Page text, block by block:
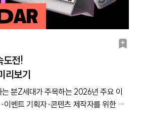
기간2026년 2월 24일~2026년 3월
음 소개된 시점2026년 2월 13일 🔗캐릿
개✔ 트렌드 지속 타임라인26년 2월 24
드로 자리 잡으면서, 봄을 맞아 봄 제철
.26년 2월 24일 ▲ 2008년, 강호동이
’ 출연 당시 먹었던 ‘봄동 비빔밥’이 유
조명받으며 역주행하기 시작함. 26년 3
. 이마트의 2월 봄동 매출 전년 대비
봄동 판매량은 전월 대비 약 800% 증
서, 10대나 20대 이미지로는 느껴지지
세, 대학생)“쿠우쿠우는 대부분 친구들
라는 느낌이 강해요. SNS에서도 ‘쿠우
꿀조합’ 같은 콘텐츠 때문에 화제가 됐
림’ 출시 이후에 제 또래 친구들 사이에
’vs‘생필품 사러’, 방문 목적에 따라 나
는 상품을 구경하고 싶을 때 가는 편의점
은 이러한 소비자들을 미래를 준비하는 기
에 적극적으로 투자한다는 의미에서 ‘레
.✔ 캐릿이 ‘레디컨슈머’에 주목하는 이유
더욱 많아질 것으로 전망됩니다. 이미 직
비생’으로 돌아가는 사례가 증가하고
일자리를 대체할 수 있다는 우려 속에
어를 준비하거나, 다시 학생이 되어 새로
니다. 국가데이터처에 따르면 이렇게 재
서 운영하는 ‘천 원의 아침밥’을 적극 이
들어 다니는 대학생들의 모습이 눈에 띄
끄는 야구장 상권: 대학가와 상반되게
이 바로 야구장 일대입니다. Z세대 사이
, 여러분도 익히 들어보셨을 텐데요. 특
리 잡은 ‘야푸(야구 푸드)’ 트렌드가 야구
있어요. Z세대 야구 팬덤 사이에서는 ‘먹
우스갯소리가 있을 만큼, 야구장 일대
이 직관의 주요 재미 중 하나로 꼽히고
티콘의 ‘킬링 파트’도 공개할 예정이니 지
1. Z세대의 라이프 스타일과 소비 방식
코어’, 기억하시나요? Z세대가 특정 계
소, 콘텐츠를 즐기는 현상을 정의한 말
챙기는 10~20대의 모습이 여기저기에서
스트셀러 50권 중 8권의 제목에 ‘여
을 정도죠. 제철코어 유행으로 해외여행
FUN)이 있는가 하면, 플랫폼 영향력이
한 플랫폼(페이스북 및 각종 커뮤니티)
산이 변하고, 4년이면 트렌드의 흐름이 변
한 트렌드의 흐름 지도 2026년 트렌드의
!그렇다면 2026년을 앞둔 현시점, 트렌드
요? Z세대 205명을 대상으로 관련 설문
과, 1~2년 사이 많은 것이 바뀐 것을 확
다 Z세대가 입을 모아 외치는 것이 있었
도전!
리보기
는 분Z세대가 주목하는 2026년 주요 이
이벤트 기획자·콘텐츠 제작자를 위한 맞
북